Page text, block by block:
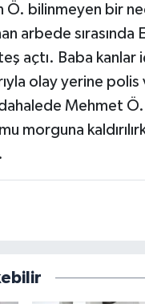
bilinmeyen bir
arbede
açtı. Baba kanlar
olay yerine
Mehmet
morguna